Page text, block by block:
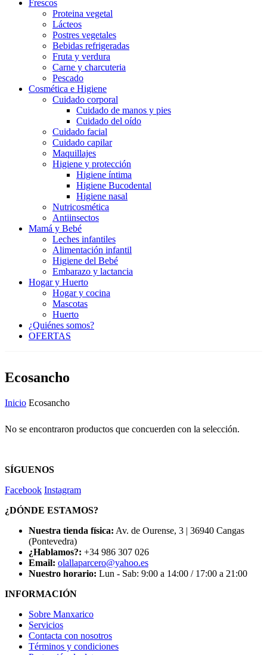
Frescos
Proteina vegetal
Lácteos
Postres vegetales
Bebidas refrigeradas
Fruta y verdura
Carne y charcuteria
Pescado
Cosmética e Higiene
Cuidado corporal
Cuidado de manos y pies
Cuidado del oído
Cuidado facial
Cuidado capilar
Maquillajes
Higiene y protección
Higiene íntima
Higiene Bucodental
Higiene nasal
Nutricosmética
Antiinsectos
Mamá y Bebé
Leches infantiles
Alimentación infantil
Higiene del Bebé
Embarazo y lactancia
Hogar y Huerto
Hogar y cocina
Mascotas
Huerto
¿Quiénes somos?
OFERTAS
Ecosancho
Inicio Ecosancho
No se encontraron productos que concuerden con la selección.
SÍGUENOS
Facebook Instagram
¿DÓNDE ESTAMOS?
Nuestra tienda física: Av. de Ourense, 3 | 36940 Cangas
(Pontevedra)
¿Hablamos?: +34 986 307 026
Email: olallaparcero@yahoo.es
Nuestro horario: Lun - Sab: 9:00 a 14:00 / 17:00 a 21:00
INFORMACIÓN
Sobre Manxarico
Servicios
Contacta con nosotros
Términos y condiciones